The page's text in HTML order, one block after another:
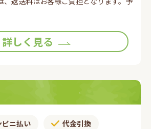
詳しく見る
ビニ払い 代金引換